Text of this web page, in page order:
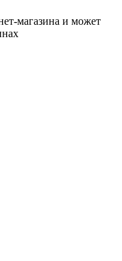
магазина и может